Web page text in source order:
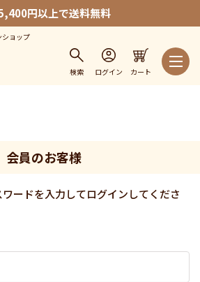
円以上で送料無料
ショップ
検索 ログイン カート
会員のお客様
ードを入力してログインしてくださ